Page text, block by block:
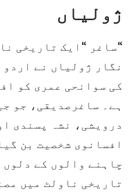
ژولیاں
“ساغر “ایک تاریخی
نگار ژولیاں نے
کی سوانحی عمری کو
ہے۔ ساغرصدیقی، جو
درویشی، نشہ پسندی
افسانوی شخصیت بن
چاہنے والوں کے
تاریخی ناولٹ میں